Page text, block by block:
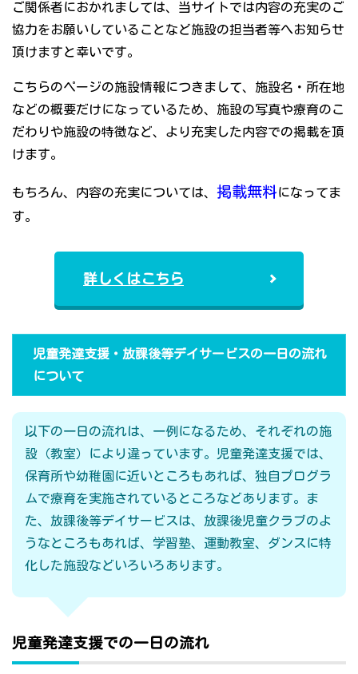
ご関係者におかれましては、当サイトでは内容の充実のご
協力をお願いしていることなど施設の担当者等へお知らせ
頂けますと幸いです。
こちらのページの施設情報につきまして、施設名・所在地
などの概要だけになっているため、施設の写真や療育のこ
だわりや施設の特徴など、より充実した内容での掲載を頂
けます。
もちろん、内容の充実については、 掲載無料になってま
す。
詳しくはこちら
児童発達支援・放課後等デイサービスの一日の流れ
について
以下の一日の流れは、一例になるため、それぞれの施
設（教室）により違っています。児童発達支援では、
保育所や幼稚園に近いところもあれば、独自プログラ
ムで療育を実施されているところなどあります。ま
た、放課後等デイサービスは、放課後児童クラブのよ
うなところもあれば、学習塾、運動教室、ダンスに特
化した施設などいろいろあります。
児童発達支援での一日の流れ